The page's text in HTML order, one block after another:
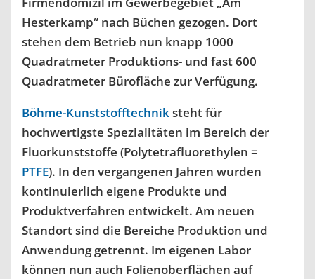
Hesterkamp“ nach Büchen gezogen. Dort
stehen dem Betrieb nun knapp 1000
Quadratmeter Produktions- und fast 600
Quadratmeter Bürofläche zur Verfügung.
Böhme-Kunststofftechniksteht für
hochwertigste Spezialitäten im Bereich der
Fluorkunststoffe (Polytetrafluorethylen =
PTFE). In den vergangenen Jahren wurden
kontinuierlich eigene Produkte und
Produktverfahren entwickelt. Am neuen
Standort sind die Bereiche Produktion und
Anwendung getrennt. Im eigenen Labor
können nun auch Folienoberflächen auf